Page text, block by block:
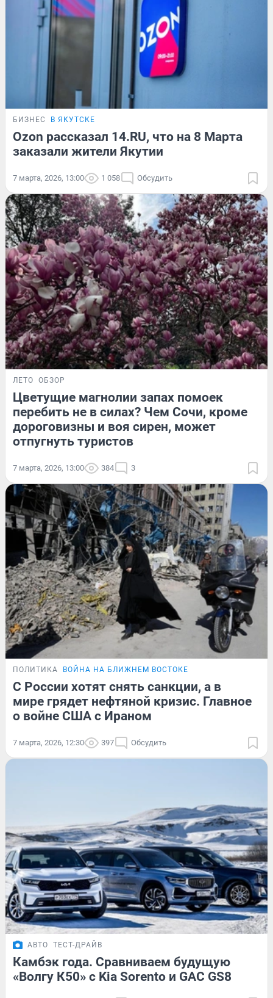
БИЗНЕС В ЯКУТСКЕ
Ozon рассказал 14.RU, что на 8 Марта
заказали жители Якутии
7 марта, 2026, 13:00 1 058 Обсудить
ЛЕТО ОБЗОР
Цветущие магнолии запах помоек
перебить не в силах? Чем Сочи, кроме
дороговизны и воя сирен, может
отпугнуть туристов
7 марта, 2026, 13:00 384 3
ПОЛИТИКА ВОЙНА НА БЛИЖНЕМ ВОСТОКЕ
С России хотят снять санкции, а в
мире грядет нефтяной кризис. Главное
о войне США с Ираном
7 марта, 2026, 12:30 397 Обсудить
АВТО ТЕСТ-ДРАЙВ
Камбэк года. Сравниваем будущую
«Волгу К50» с Kia Sorento и GAC GS8